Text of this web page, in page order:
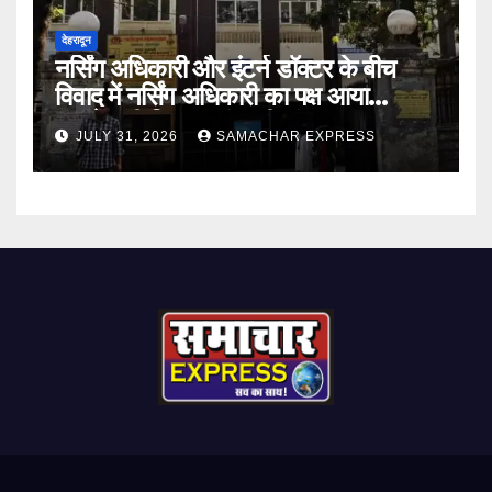
देहरादून
नर्सिंग अधिकारी और इंटर्न डॉक्टर के बीच
विवाद में नर्सिंग अधिकारी का पक्ष आया
सामने,करी निष्पक्ष जांच की मांग
JULY 31, 2026 SAMACHAR EXPRESS